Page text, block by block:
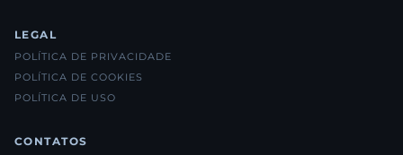
LEGAL
POLÍTICA DE PRIVACIDADE
POLÍTICA DE COOKIES
POLÍTICA DE USO
CONTATOS